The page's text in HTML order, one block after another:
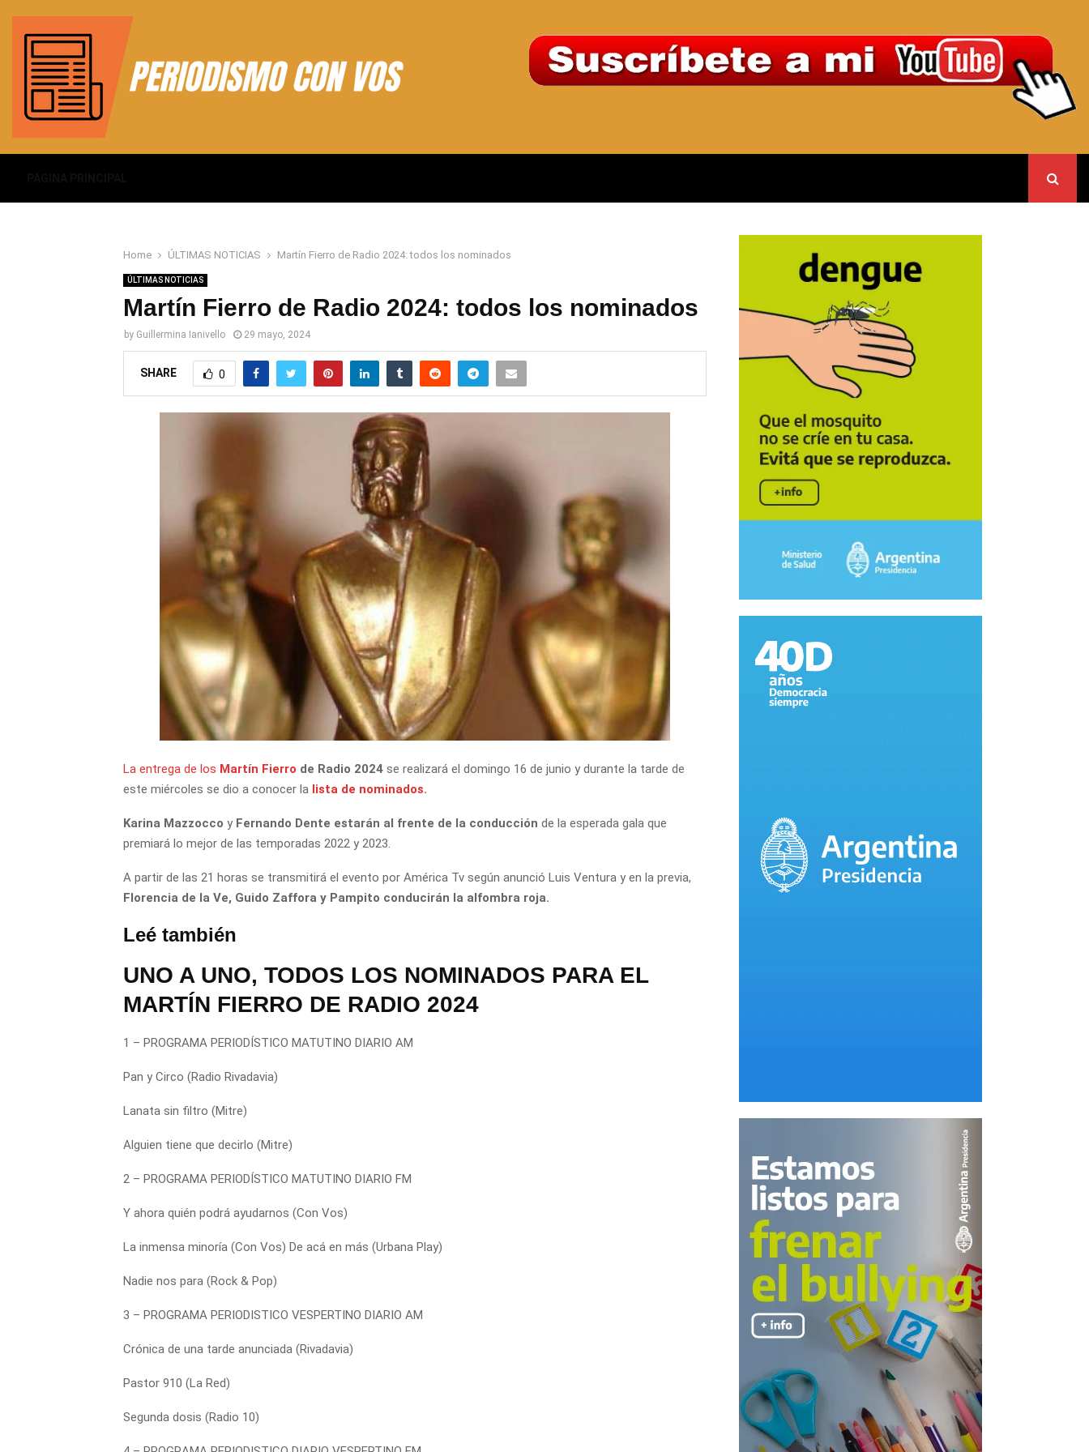
Home ÚLTIMAS NOTICIAS Martín Fierro de Radio 2024: todos los nominados
ÚLTIMAS NOTICIAS
Martín Fierro de Radio 2024: todos los nominados
by Guillermina Ianivello 29 mayo, 2024
SHARE 0
La entrega de los Martín Fierro de Radio 2024 se realizará el domingo 16 de junio y durante la tarde de
este miércoles se dio a conocer la lista de nominados.
Karina Mazzocco y Fernando Dente estarán al frente de la conducción de la esperada gala que
premiará lo mejor de las temporadas 2022 y 2023.
A partir de las 21 horas se transmitirá el evento por América Tv según anunció Luis Ventura y en la previa,
Florencia de la Ve, Guido Zaffora y Pampito conducirán la alfombra roja.
Leé también
UNO A UNO, TODOS LOS NOMINADOS PARA EL
MARTÍN FIERRO DE RADIO 2024
1 – PROGRAMA PERIODÍSTICO MATUTINO DIARIO AM
Pan y Circo (Radio Rivadavia)
Lanata sin filtro (Mitre)
Alguien tiene que decirlo (Mitre)
2 – PROGRAMA PERIODÍSTICO MATUTINO DIARIO FM
Y ahora quién podrá ayudarnos (Con Vos)
La inmensa minoría (Con Vos) De acá en más (Urbana Play)
Nadie nos para (Rock & Pop)
3 – PROGRAMA PERIODISTICO VESPERTINO DIARIO AM
Crónica de una tarde anunciada (Rivadavia)
Pastor 910 (La Red)
Segunda dosis (Radio 10)